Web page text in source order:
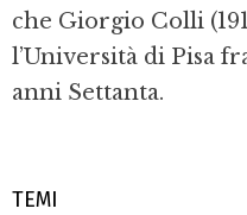
TEMI
che Giorgio Colli
l’Università di Pisa
anni Settanta.